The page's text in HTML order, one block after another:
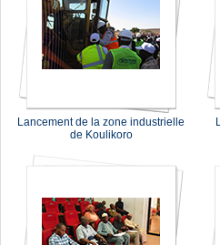
Lancement de la zone industrielle
de Koulikoro